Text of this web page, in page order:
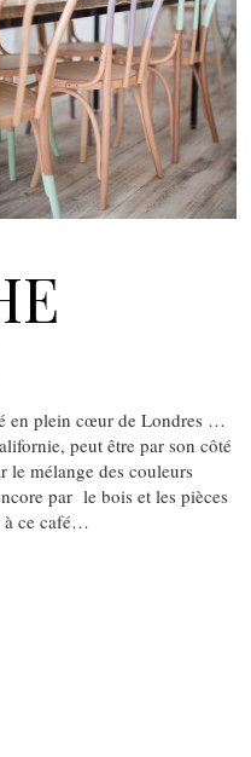
en plein cœur de Londres …
peut être par son côté
le mélange des couleurs
par le bois et les pièces
à ce café…